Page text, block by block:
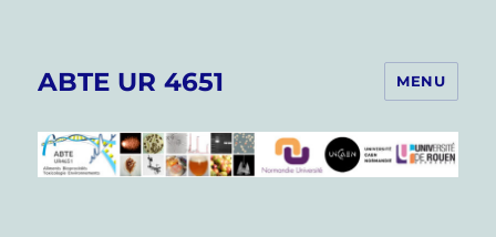
ABTE UR 4651 MENU